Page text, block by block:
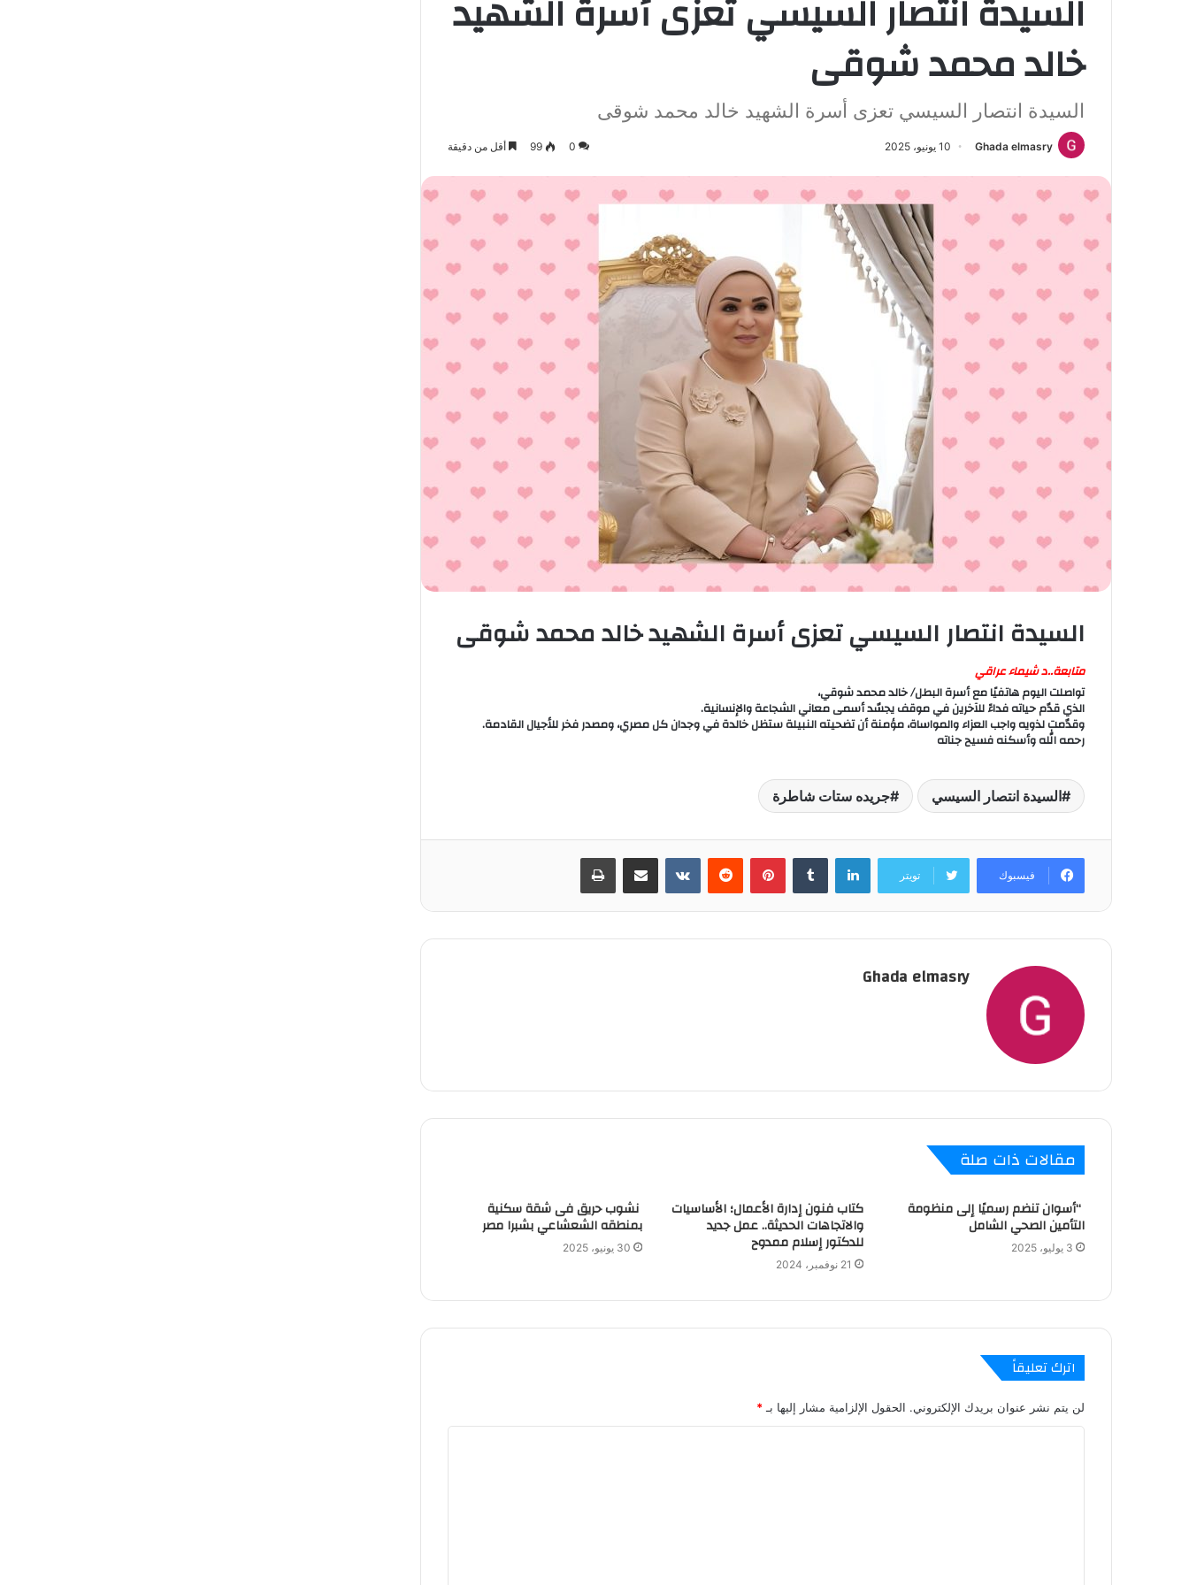
السيدة انتصار السيسي تعزى أسرة الشهيد
خالد محمد شوقى
السيدة انتصار السيسي تعزى أسرة الشهيد خالد محمد شوقى
Ghada elmasry 10 يونيو، 2025 0
99 أقل من دقيقة
السيدة انتصار السيسي تعزى أسرة الشهيد خالد محمد شوقى
متابعة..د شيماء عراقي
تواصلت اليوم هاتفيًا مع أسرة البطل/ خالد محمد شوقي،
الذي قدّم حياته فداءً للآخرين في موقف يجسّد أسمى معاني الشجاعة والإنسانية.
وقدّمت لذويه واجب العزاء والمواساة، مؤمنة أن تضحيته النبيلة ستظل خالدة في وجدان كل مصري، ومصدر فخر للأجيال القادمة.
رحمه الله وأسكنه فسيح جناته
السيدة انتصار السيسي جريده ستات شاطرة
فيسبوك تويتر
لينكدإن بينتيريست
Ghada elmasry
مقالات ذات صلة
“أسوان تنضم رسميًا إلى منظومة
التأمين الصحي الشامل
3 يوليو، 2025
كتاب فنون إدارة الأعمال؛ الأساسيات
والاتجاهات الحديثة.. عمل جديد
للدكتور إسلام ممدوح
21 نوفمبر، 2024
نشوب حريق فى شقة سكنية
بمنطقه الشعشاعي بشبرا مصر
30 يونيو، 2025
اترك تعليقاً
لن يتم نشر عنوان بريدك الإلكتروني. الحقول الإلزامية مشار إليها بـ*